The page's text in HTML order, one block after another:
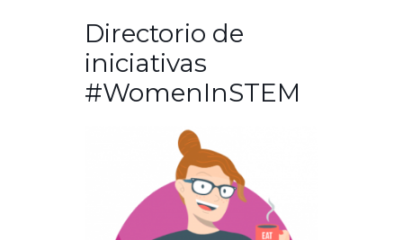
Directorio de
iniciativas
#WomenInSTEM